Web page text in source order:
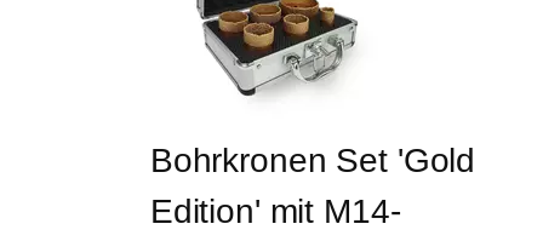
Bohrkronen Set 'Gold
Edition' mit M14-